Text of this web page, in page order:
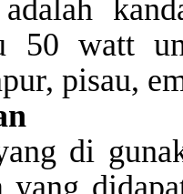
50 watt
pisau,
di